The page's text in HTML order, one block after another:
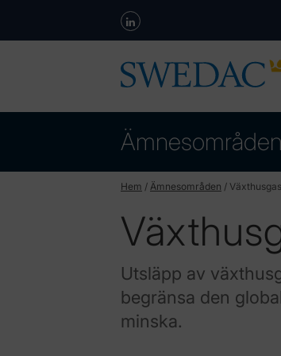
Ämnesområden
Hem / Ämnesområden /
Utsläpp av
begränsa den
minska.